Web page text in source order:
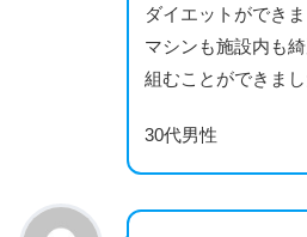
ダイエットができま
マシンも施設内も
組むことができまし
30代男性